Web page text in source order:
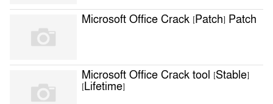
Microsoft Office Crack [Patch] Patch
Microsoft Office Crack tool [Stable]
[Lifetime]